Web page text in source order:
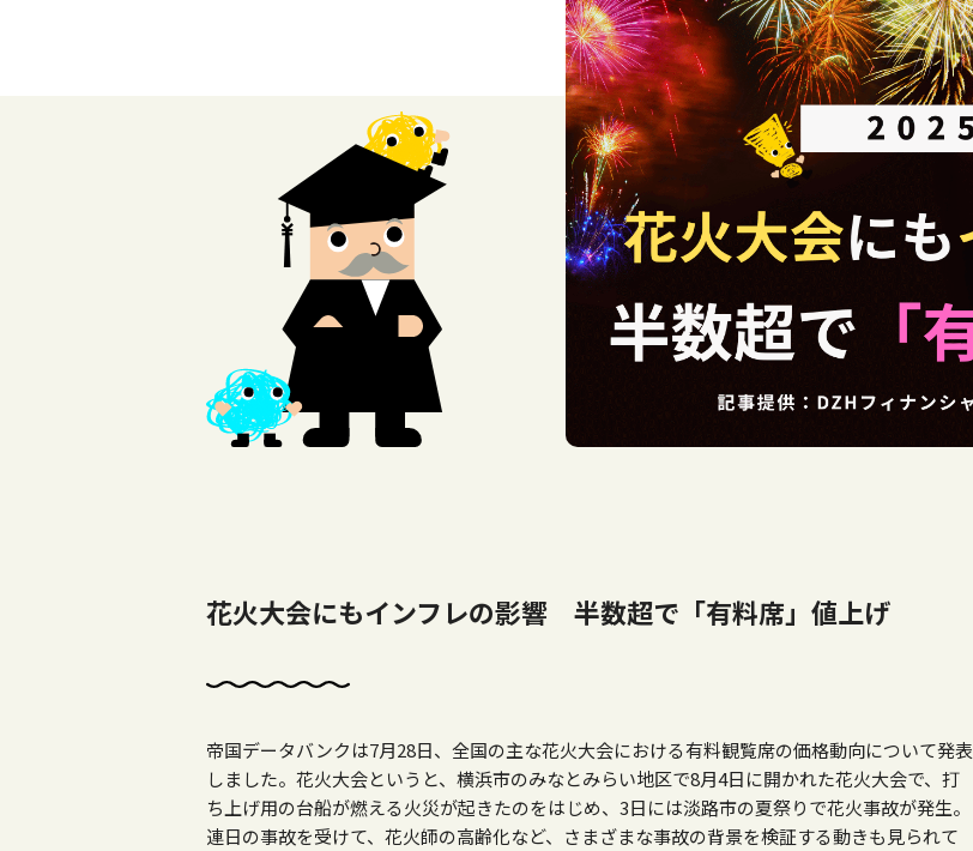
花火大会にもインフレの影響 半数超で「有料席」値上げ
帝国データバンクは7月28日、全国の主な花火大会における有料観覧席の価格動向について発表
しました。花火大会というと、横浜市のみなとみらい地区で8月4日に開かれた花火大会で、打
ち上げ用の台船が燃える火災が起きたのをはじめ、3日には淡路市の夏祭りで花火事故が発生。
連日の事故を受けて、花火師の高齢化など、さまざまな事故の背景を検証する動きも見られて